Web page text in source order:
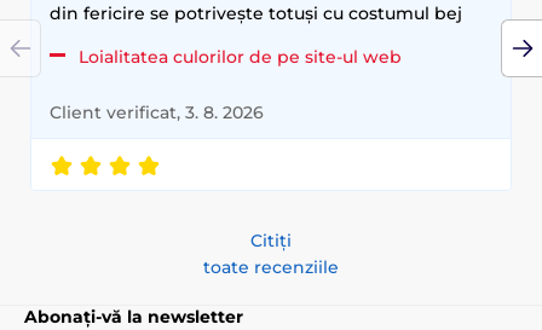
din fericire se potrivește totuși cu costumul bej
Loialitatea culorilor de pe site-ul web
Client verificat, 3. 8. 2026
Citiți
toate recenziile
Abonați-vă la newsletter